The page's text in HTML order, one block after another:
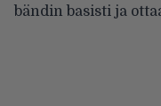
bändin basisti ja